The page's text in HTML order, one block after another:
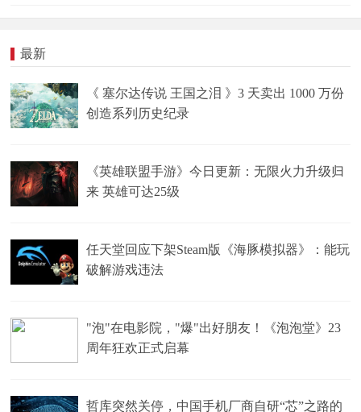
最新
《 塞尔达传说 王国之泪 》3 天卖出 1000 万份
创造系列历史纪录
《英雄联盟手游》今日更新：无限火力升级归
来 英雄可达25级
任天堂回应下架Steam版《海豚模拟器》：能玩
破解游戏违法
"泡"在电影院，"爆"出好朋友！《泡泡堂》23
周年狂欢正式启幕
哲库突然关停，中国手机厂商自研“芯”之路的